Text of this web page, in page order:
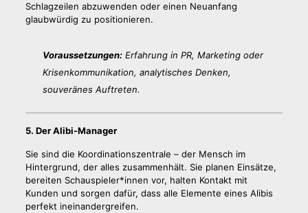
Schlagzeilen abzuwenden oder einen Neuanfang
glaubwürdig zu positionieren.
Voraussetzungen:Erfahrung in PR, Marketing oder
Krisenkommunikation, analytisches Denken,
souveränes Auftreten.
5. Der Alibi-Manager
Sie sind die Koordinationszentrale – der Mensch im
Hintergrund, der alles zusammenhält. Sie planen Einsätze,
bereiten Schauspieler*innen vor, halten Kontakt mit
Kunden und sorgen dafür, dass alle Elemente eines Alibis
perfekt ineinandergreifen.